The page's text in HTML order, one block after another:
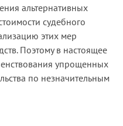
альтернативных
судебного
этих мер
Поэтому в настоящее
упрощенных
по незначительным